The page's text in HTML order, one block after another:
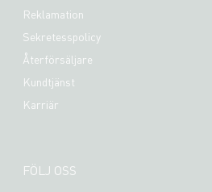
Reklamation
Sekretesspolicy
Återförsäljare
Kundtjänst
Karriär
FÖLJ OSS